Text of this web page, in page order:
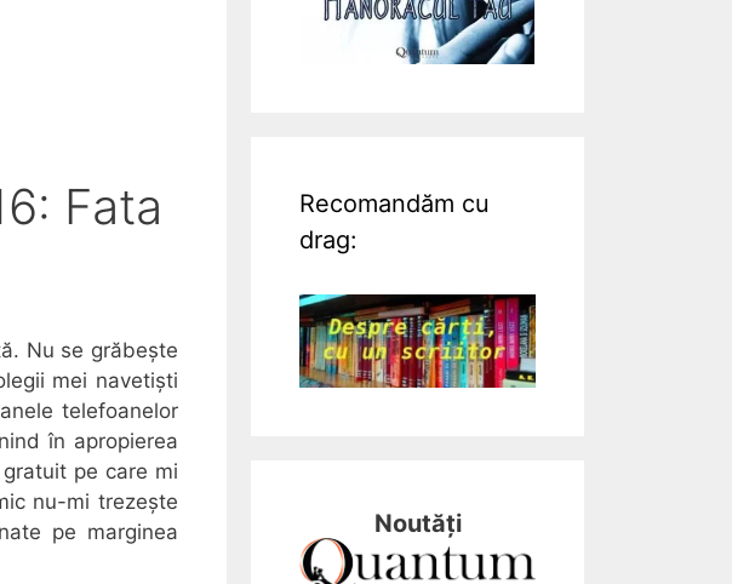
Fata
Nu se grăbește
mei navetiști
telefoanelor
în apropierea
pe care mi
nu-mi trezește
pe marginea
Recomandăm cu
drag:
Noutăți